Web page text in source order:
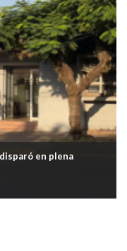
en plena